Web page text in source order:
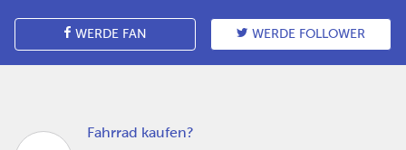
WERDE FAN WERDE FOLLOWER
Fahrrad kaufen?